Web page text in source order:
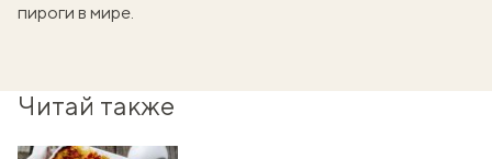
пироги в мире
Читай также